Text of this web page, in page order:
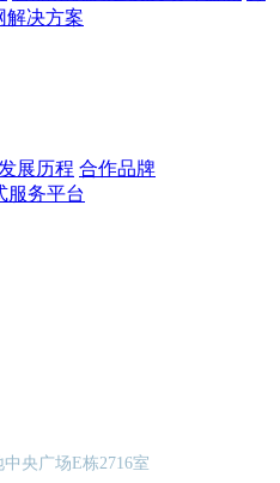
解决方案
发展历程 合作品牌
服务平台
央广场E栋2716室